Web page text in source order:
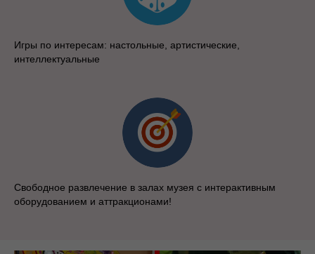
Игры по интересам: настольные, артистические,
интеллектуальные
Свободное развлечение в залах музея с интерактивным
оборудованием и аттракционами!